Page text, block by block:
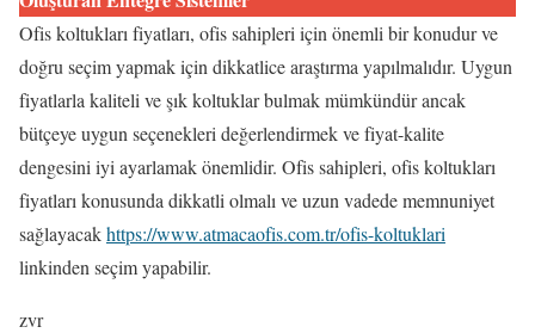
Ofis koltukları fiyatları, ofis sahipleri için önemli bir konudur ve
doğru seçim yapmak için dikkatlice araştırma yapılmalıdır. Uygun
fiyatlarla kaliteli ve şık koltuklar bulmak mümkündür ancak
bütçeye uygun seçenekleri değerlendirmek ve fiyat-kalite
dengesini iyi ayarlamak önemlidir. Ofis sahipleri, ofis koltukları
fiyatları konusunda dikkatli olmalı ve uzun vadede memnuniyet
sağlayacakhttps://www.atmacaofis.com.tr/ofis-koltuklari
linkinden seçim yapabilir.
zvr